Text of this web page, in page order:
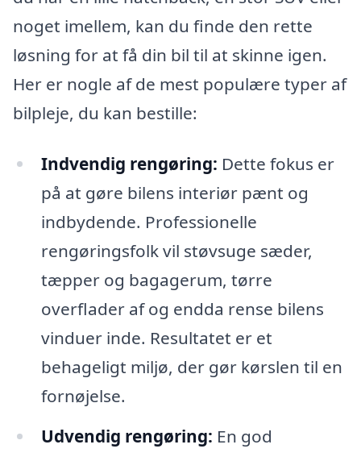
noget imellem, kan du finde den rette
løsning for at få din bil til at skinne igen.
Her er nogle af de mest populære typer af
bilpleje, du kan bestille:
Indvendig rengøring: Dette fokus er
på at gøre bilens interiør pænt og
indbydende. Professionelle
rengøringsfolk vil støvsuge sæder,
tæpper og bagagerum, tørre
overflader af og endda rense bilens
vinduer inde. Resultatet er et
behageligt miljø, der gør kørslen til en
fornøjelse.
Udvendig rengøring: En god